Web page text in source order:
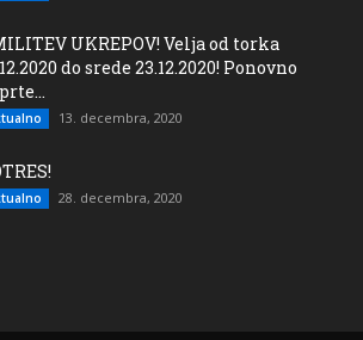
UKREPOV! Velja od torka
do srede 23.12.2020! Ponovno
13. decembra, 2020
28. decembra, 2020